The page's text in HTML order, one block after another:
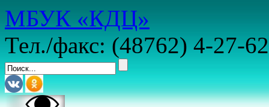
МБУК «КДЦ»
Тел./факс: (48762) 4-27-62